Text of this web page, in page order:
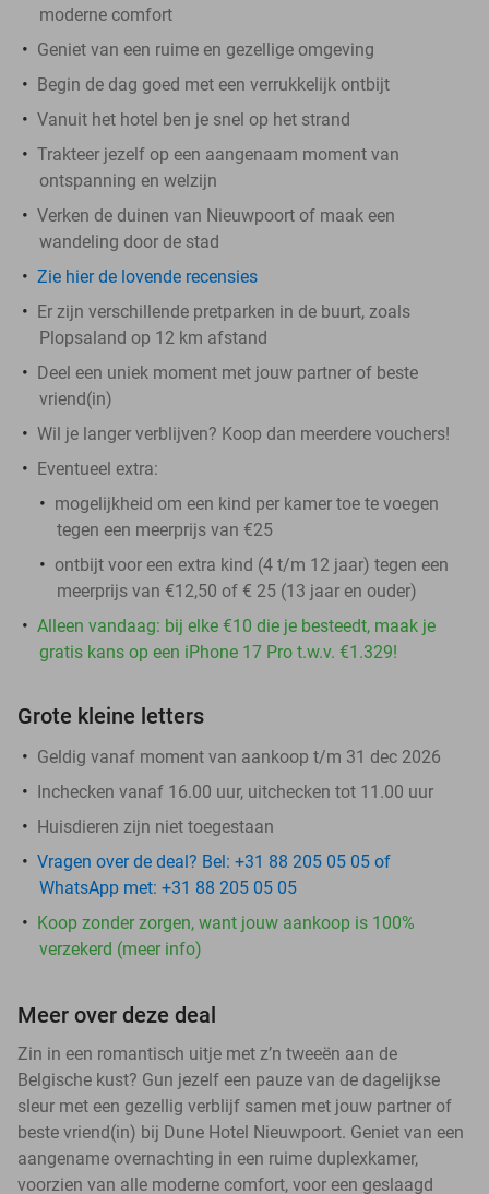
moderne comfort
Geniet van een ruime en gezellige omgeving
Begin de dag goed met een verrukkelijk ontbijt
Vanuit het hotel ben je snel op het strand
Trakteer jezelf op een aangenaam moment van
ontspanning en welzijn
Verken de duinen van Nieuwpoort of maak een
wandeling door de stad
Zie hier de lovende recensies
Er zijn verschillende pretparken in de buurt, zoals
Plopsaland op 12 km afstand
Deel een uniek moment met jouw partner of beste
vriend(in)
Wil je langer verblijven? Koop dan meerdere vouchers!
Eventueel extra:
mogelijkheid om een kind per kamer toe te voegen
tegen een meerprijs van €25
ontbijt voor een extra kind (4 t/m 12 jaar) tegen een
meerprijs van €12,50 of € 25 (13 jaar en ouder)
Alleen vandaag: bij elke €10 die je besteedt, maak je
gratis kans op een iPhone 17 Pro t.w.v. €1.329!
Grote kleine letters
Geldig vanaf moment van aankoop t/m 31 dec 2026
Inchecken vanaf 16.00 uur, uitchecken tot 11.00 uur
Huisdieren zijn niet toegestaan
Vragen over de deal? Bel: +31 88 205 05 05 of
WhatsApp met: +31 88 205 05 05
Koop zonder zorgen, want jouw aankoop is 100%
verzekerd (meer info)
Meer over deze deal
Zin in een romantisch uitje met z’n tweeën aan de
Belgische kust? Gun jezelf een pauze van de dagelijkse
sleur met een gezellig verblijf samen met jouw partner of
beste vriend(in) bij Dune Hotel Nieuwpoort. Geniet van een
aangename overnachting in een ruime duplexkamer,
voorzien van alle moderne comfort, voor een geslaagd